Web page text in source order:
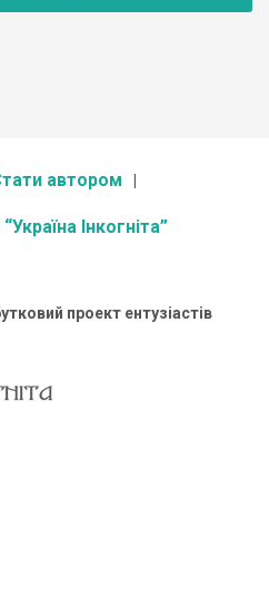
автором
Інкогніта”
проект ентузіастів